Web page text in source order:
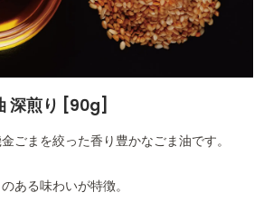
深煎り [90g]
ごまを絞った香り豊かなごま油です。
ある味わいが特徴。
原材料
有機食用ごま油（国内製造
※同一工場内で、アーモン
商品サイズ
認証 有機JAS
賞味期限
発送後60日保証 ※発送日
機金ごまペー
ト[80g]
有機金ごまペー
スト[250g]
機金すりごま
有機金ごま油 深